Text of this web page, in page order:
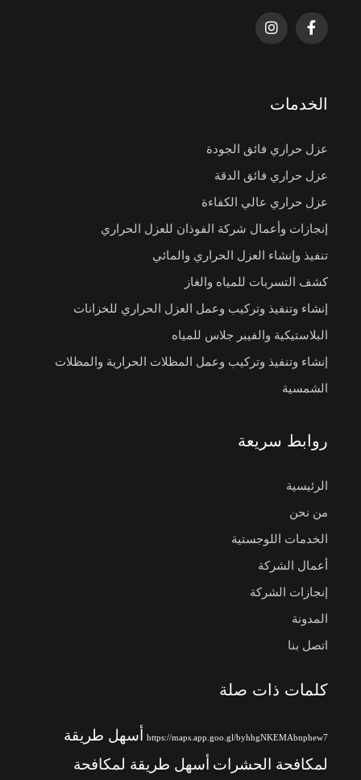
الخدمات
عزل حراري فائق الجودة
عزل حراري فائق الدقة
عزل حراري عالي الكفاءة
إنجازات وأعمال شركة الفوذان للعزل الحراري
تنفيذ وإنشاء العزل الحراري والمائي
كشف التسربات للمياه والغاز
إنشاء وتنفيذ وتركيب وعمل العزل الحراري للخزانات
البلاستيكية والفيبر جلاس للمياه
إنشاء وتنفيذ وتركيب وعمل المظلات الحرارية والمظلات
الشمسية
روابط سريعة
الرئيسية
من نحن
الخدمات اللوجستية
أعمال الشركة
إنجازات الشركة
المدونة
اتصل بنا
كلمات ذات صلة
https://maps.app.goo.gl/byhhgNKEMAbnphew7
أسهل طريقة
لمكافحة الحشرات أسهل طريقة لمكافحة